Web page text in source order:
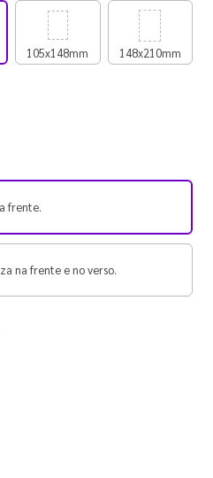
105x148mm 148x210mm
frente.
na frente e no verso.